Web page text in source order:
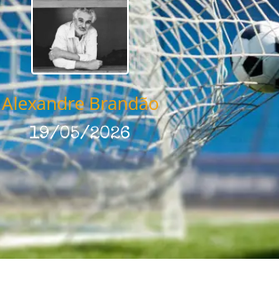
Alexandre Brandão
19/05/2026